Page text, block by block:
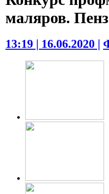
маляров.
13:19 | 16.06.2020 |